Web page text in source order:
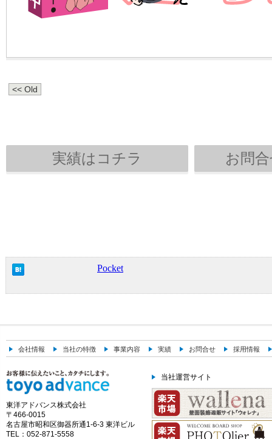
<< Old
実績はコチラ お問
Pocket
会社情報 当社の特徴 事業内容 実績 お問合せ 採用情報
東洋アドバンス株式会社
〒466-0015
名古屋市昭和区御器所通1-6-3 東洋ビル
TEL：052-871-5558
当社運営サイト